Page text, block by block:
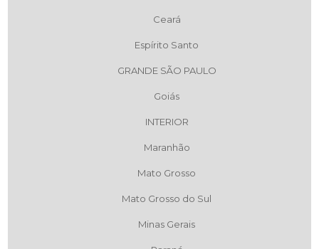
Ceará
Espírito Santo
GRANDE SÃO PAULO
Goiás
INTERIOR
Maranhão
Mato Grosso
Mato Grosso do Sul
Minas Gerais